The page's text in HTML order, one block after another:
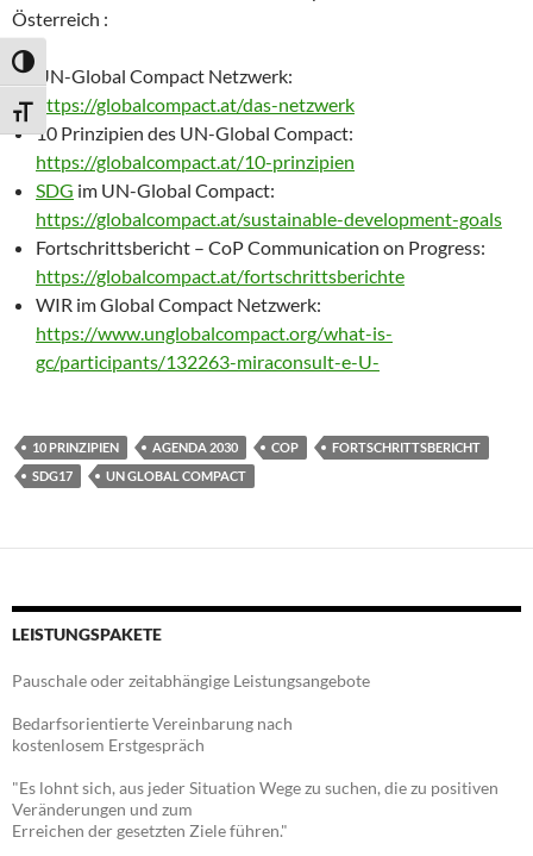
UMSCHALTEN AUF HOHE KONTRASTE
SCHRIFT VERGRÖSSERN
Österreich :
UN-Global Compact Netzwerk:
https://globalcompact.at/das-netzwerk
10 Prinzipien des UN-Global Compact:
https://globalcompact.at/10-prinzipien
SDG im UN-Global Compact:
https://globalcompact.at/sustainable-development-goals
Fortschrittsbericht – CoP Communication on Progress:
https://globalcompact.at/fortschrittsberichte
WIR im Global Compact Netzwerk:
https://www.unglobalcompact.org/what-is-
gc/participants/132263-miraconsult-e-U-
10 PRINZIPIEN AGENDA 2030 COP
FORTSCHRITTSBERICHT
SDG17
UN GLOBAL COMPACT
LEISTUNGSPAKETE
Pauschale oder zeitabhängige Leistungsangebote
Bedarfsorientierte Vereinbarung nach
kostenlosem Erstgespräch
"Es lohnt sich, aus jeder Situation Wege zu suchen, die zu positiven
Veränderungen und zum
Erreichen der gesetzten Ziele führen."